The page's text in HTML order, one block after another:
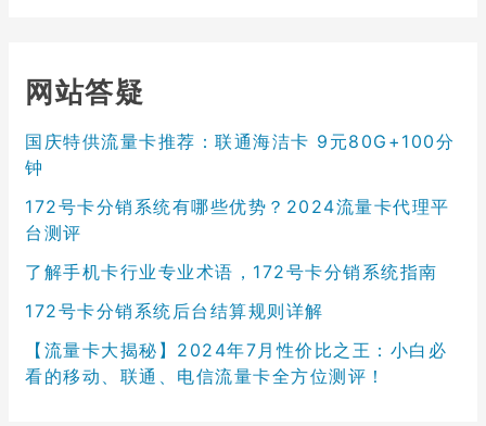
网站答疑
国庆特供流量卡推荐：联通海洁卡 9元80G+100分
钟
172号卡分销系统有哪些优势？2024流量卡代理平
台测评
了解手机卡行业专业术语，172号卡分销系统指南
172号卡分销系统后台结算规则详解
【流量卡大揭秘】2024年7月性价比之王：小白必
看的移动、联通、电信流量卡全方位测评！